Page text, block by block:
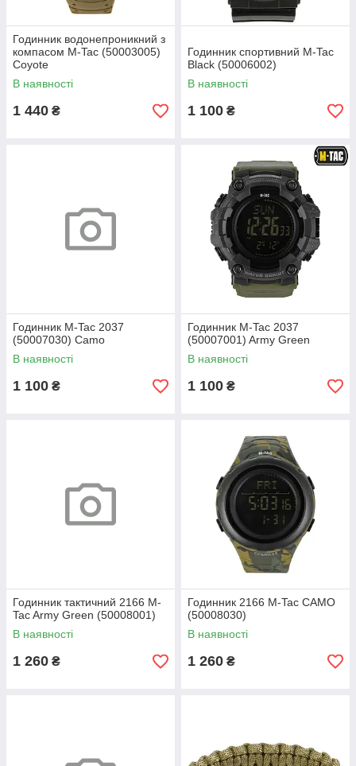
Годинник водонепроникний з
компасом M-Tac (50003005)
Coyote
В наявності
1 440 ₴
Годинник спортивний M-Tac
Black (50006002)
В наявності
1 100 ₴
Годинник M-Tac 2037
(50007030) Camo
В наявності
1 100 ₴
Годинник M-Tac 2037
(50007001) Army Green
В наявності
1 100 ₴
Годинник тактичний 2166 M-
Tac Army Green (50008001)
В наявності
1 260 ₴
Годинник 2166 M-Tac CAMO
(50008030)
В наявності
1 260 ₴